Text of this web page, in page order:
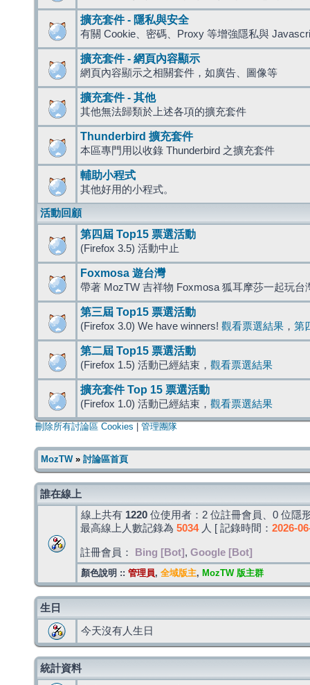
擴充套件 - 隱私與安全
有關 Cookie、密碼、Proxy 等增強隱私與
擴充套件 - 網頁內容顯示
網頁內容顯示之相關套件，如廣告、圖像等
擴充套件 - 其他
其他無法歸類於上述各項的擴充套件
Thunderbird 擴充套件
本區專門用以收錄 Thunderbird 之擴充套件
輔助小程式
其他好用的小程式。
活動回顧
第四屆 Top15 票選活動
(Firefox 3.5) 活動中止
Foxmosa 遊台灣
帶著 MozTW 吉祥物 Foxmosa 狐耳摩莎一起玩台
第三屆 Top15 票選活動
(Firefox 3.0) We have winners! 觀看票選結果 ， 第
第二屆 Top15 票選活動
(Firefox 1.5) 活動已經結束， 觀看票選結果
擴充套件 Top 15 票選活動
(Firefox 1.0) 活動已經結束， 觀看票選結果
刪除所有討論區 Cookies 管理團隊
MozTW» 討論區首頁
誰在線上
線上共有 1220 位使用者：2 位註冊會員、0 位隱
最高線上人數記錄為 5034人 [ 記錄時間： 2026-
註冊會員： Bing [Bot] , Google [Bot]
顏色說明 :: 管理員, 全域版主, MozTW 版主群
生日
今天沒有人生日
統計資料